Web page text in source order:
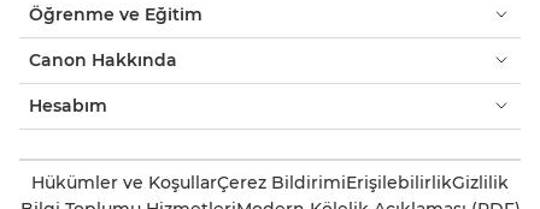
Öğrenme ve Eğitim
Canon Hakkında
Hesabım
Hükümler ve KoşullarÇerez BildirimiErişilebilirlikGizlilik